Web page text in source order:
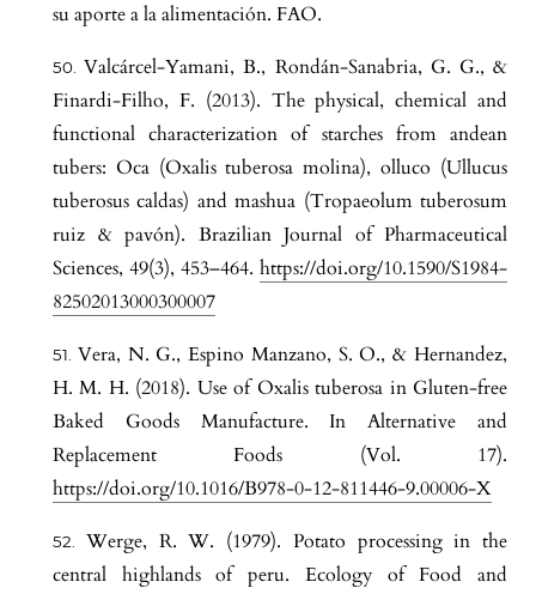
su aporte a la alimentación. FAO.
Valcárcel-Yamani, B., Rondán-Sanabria, G. G., &
Finardi-Filho, F. (2013). The physical, chemical and
functional characterization of starches from andean
tubers: Oca (Oxalis tuberosa molina), olluco (Ullucus
tuberosus caldas) and mashua (Tropaeolum tuberosum
ruiz & pavón). Brazilian Journal of Pharmaceutical
Sciences, 49(3), 453–464. https://doi.org/10.1590/S1984-
82502013000300007
Vera, N. G., Espino Manzano, S. O., & Hernandez,
H. M. H. (2018). Use of Oxalis tuberosa in Gluten-free
Baked Goods Manufacture. In Alternative and
Replacement Foods (Vol. 17).
https://doi.org/10.1016/B978-0-12-811446-9.00006-X
Werge, R. W. (1979). Potato processing in the
central highlands of peru. Ecology of Food and